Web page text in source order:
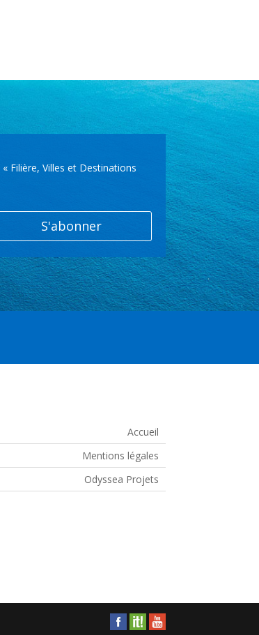
Filière, Villes et Destinations
S'abonner
Accueil
Mentions légales
Odyssea Projets